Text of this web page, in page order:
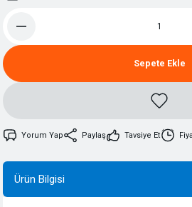
Sepete Ekle
Yorum Yap Paylaş Tavsiye Et
Ürün Bilgisi